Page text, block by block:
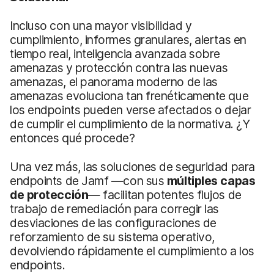
Incluso con una mayor visibilidad y
cumplimiento, informes granulares, alertas en
tiempo real, inteligencia avanzada sobre
amenazas y protección contra las nuevas
amenazas, el panorama moderno de las
amenazas evoluciona tan frenéticamente que
los endpoints pueden verse afectados o dejar
de cumplir el cumplimiento de la normativa. ¿Y
entonces qué procede?
Una vez más, las soluciones de seguridad para
endpoints de Jamf —con sus múltiples capas
de protección— facilitan potentes flujos de
trabajo de remediación para corregir las
desviaciones de las configuraciones de
reforzamiento de su sistema operativo,
devolviendo rápidamente el cumplimiento a los
endpoints.